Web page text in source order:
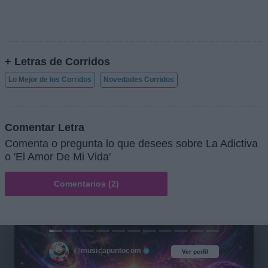
+ Letras de Corridos
Lo Mejor de los Corridos Novedades Corridos
Comentar Letra
Comenta o pregunta lo que desees sobre La Adictiva
o 'El Amor De Mi Vida'
Comentarios (2)
Ver perfil
@musicapuntocom Ver perfil